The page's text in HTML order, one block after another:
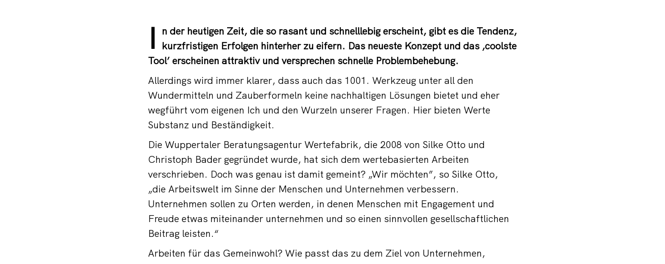
I n der heutigen Zeit, die so rasant und schnelllebig erscheint, gibt es die Tendenz,
kurzfristigen Erfolgen hinterher zu eifern. Das neueste Konzept und das ‚coolste
Tool’ erscheinen attraktiv und versprechen schnelle Problembehebung.
Allerdings wird immer klarer, dass auch das 1001. Werkzeug unter all den
Wundermitteln und Zauberformeln keine nachhaltigen Lösungen bietet und eher
wegführt vom eigenen Ich und den Wurzeln unserer Fragen. Hier bieten Werte
Substanz und Beständigkeit.
Die Wuppertaler Beratungsagentur Wertefabrik, die 2008 von Silke Otto und
Christoph Bader gegründet wurde, hat sich dem wertebasierten Arbeiten
verschrieben. Doch was genau ist damit gemeint? „Wir möchten”, so Silke Otto,
„die Arbeitswelt im Sinne der Menschen und Unternehmen verbessern.
Unternehmen sollen zu Orten werden, in denen Menschen mit Engagement und
Freude etwas miteinander unternehmen und so einen sinnvollen gesellschaftlichen
Beitrag leisten.“
Arbeiten für das Gemeinwohl? Wie passt das zu dem Ziel von Unternehmen,